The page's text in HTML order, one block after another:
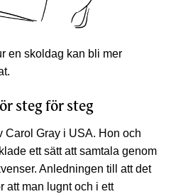
en skoldag kan bli mer
steg för steg
Carol Gray i USA. Hon och
ett sätt att samtala genom
Anledningen till att det
att man lugnt och i ett